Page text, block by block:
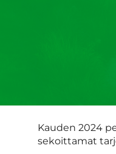
Kauden 2024
sekoittamat